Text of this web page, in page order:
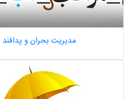
مدیریت بحران و